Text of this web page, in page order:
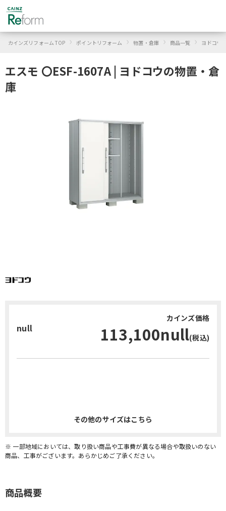
カインズリフォーム TOP › ポイントリフォーム › 物置・倉庫 › 商品一覧 › ヨドコウ
エスモ 〇ESF-1607A | ヨドコウの物置・倉
庫
null
カインズ価格
113,100null(税込)
その他のサイズはこちら
※ 一部地域においては、取り扱い商品や工事費が異なる場合や取扱いのない
商品、工事がございます。あらかじめご了承ください。
商品概要